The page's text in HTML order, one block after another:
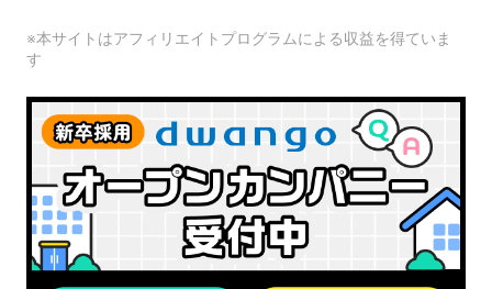
※本サイトはアフィリエイトプログラムによる収益を得ていま
す